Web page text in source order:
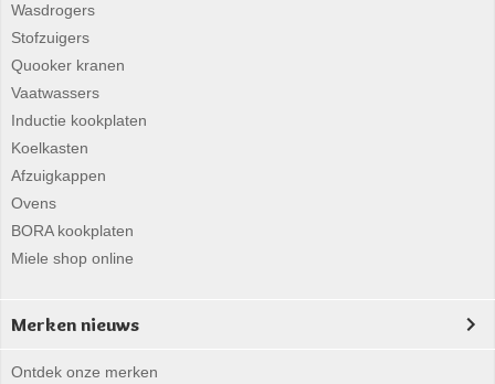
Wasdrogers
Stofzuigers
Quooker kranen
Vaatwassers
Inductie kookplaten
Koelkasten
Afzuigkappen
Ovens
BORA kookplaten
Miele shop online
Merken nieuws
Ontdek onze merken